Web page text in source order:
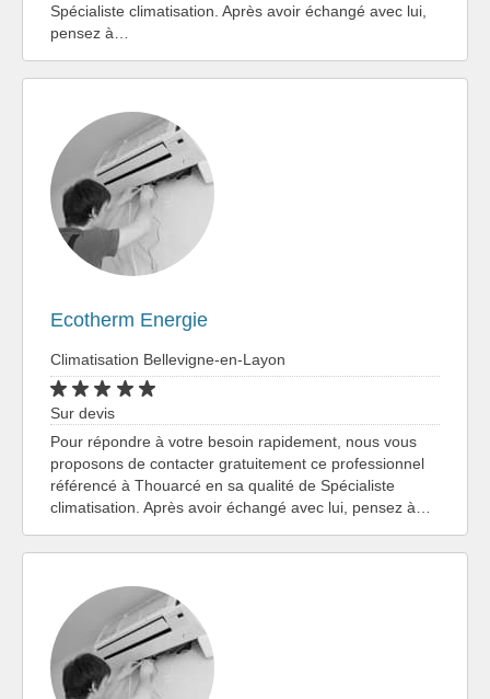
Spécialiste climatisation. Après avoir échangé avec lui,
pensez à…
Ecotherm Energie
Climatisation Bellevigne-en-Layon
Sur devis
Pour répondre à votre besoin rapidement, nous vous
proposons de contacter gratuitement ce professionnel
référencé à Thouarcé en sa qualité de Spécialiste
climatisation. Après avoir échangé avec lui, pensez à…